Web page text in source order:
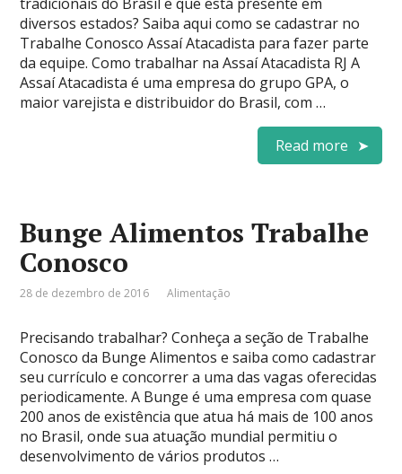
diversos estados? Saiba aqui como se cadastrar no
Trabalhe Conosco Assaí Atacadista para fazer parte
da equipe. Como trabalhar na Assaí Atacadista RJ A
Assaí Atacadista é uma empresa do grupo GPA, o
maior varejista e distribuidor do Brasil, com …
Read more
Bunge Alimentos Trabalhe
Conosco
28 de dezembro de 2016 Alimentação
Precisando trabalhar? Conheça a seção de Trabalhe
Conosco da Bunge Alimentos e saiba como cadastrar
seu currículo e concorrer a uma das vagas oferecidas
periodicamente. A Bunge é uma empresa com quase
200 anos de existência que atua há mais de 100 anos
no Brasil, onde sua atuação mundial permitiu o
desenvolvimento de vários produtos …